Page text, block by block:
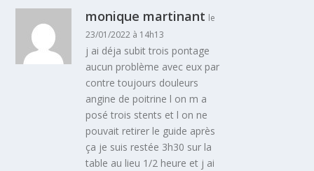
monique martinant le
23/01/2022 à 14h13
j ai déja subit trois pontage
aucun problème avec eux par
contre toujours douleurs
angine de poitrine l on m a
posé trois stents et l on ne
pouvait retirer le guide après
ça je suis restée 3h30 sur la
table au lieu 1/2 heure et j ai